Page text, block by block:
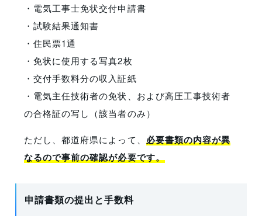
・電気工事士免状交付申請書
・試験結果通知書
・住民票1通
・免状に使用する写真2枚
・交付手数料分の収入証紙
・電気主任技術者の免状、および高圧工事技術者
の合格証の写し（該当者のみ）
ただし、都道府県によって、 必要書類の内容が異
なるので事前の確認が必要です。
申請書類の提出と手数料